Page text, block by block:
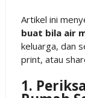
Artikel ini
buat bila air
keluarga, dan
print, atau
1.